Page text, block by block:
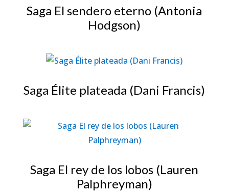
Saga El sendero eterno (Antonia
Hodgson)
Saga Élite plateada (Dani Francis)
Saga El rey de los lobos (Lauren
Palphreyman)